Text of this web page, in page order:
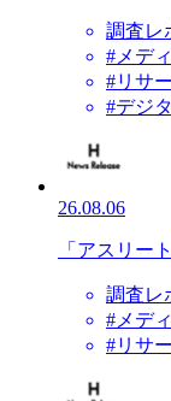
調査レ
#メデ
#リサ
#デジ
26.08.06
「アスリー
調査レ
#メデ
#リサ